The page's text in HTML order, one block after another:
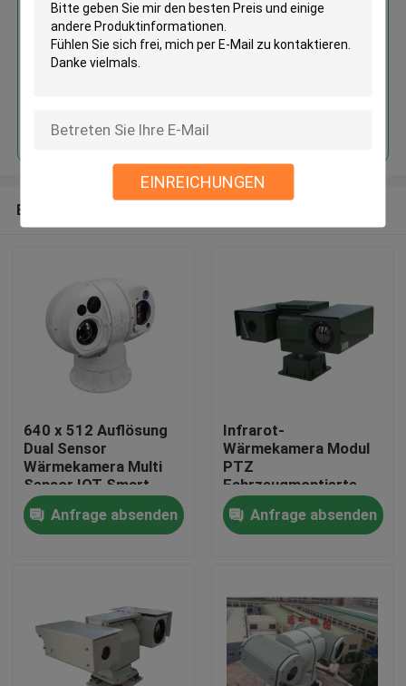
EINREICHUNGEN
Produkte
Über uns
Elementaroperation/Ir, multi-
Sensor-Wärmebildkamera
Empfohlene Produkte
640 x 512 Auflösung
Dual Sensor
Wärmekamera Multi
Sensor IOT Smart
Camera
Anfrage absenden
Infrarot-
Wärmekamera Modul
PTZ
Fahrzeugmontierte
Videokamera
Anfrage absenden